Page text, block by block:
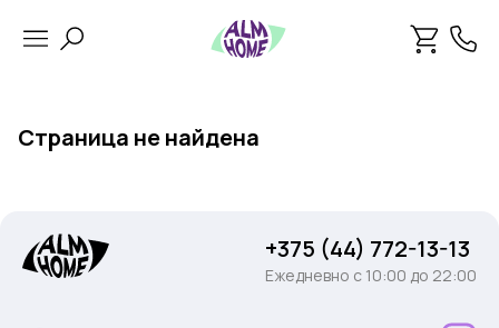
Страница не найдена
+375 (44) 772-13-13
Ежедневно c 10:00 до 22:00